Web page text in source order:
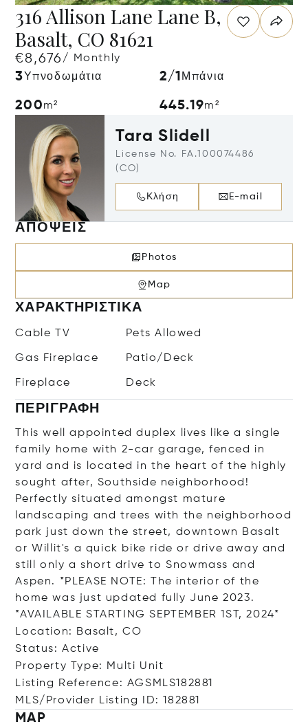
316 Allison Lane Lane B,
Basalt, CO 81621
€8,676/ Monthly
3 Υπνοδωμάτια 2/1 Μπάνια
200m² 445.19m²
Tara Slidell
License No. FA.100074486
(CO)
Κλήση E-mail
ΑΠΌΨΕΙΣ
Photos
Map
ΧΑΡΑΚΤΗΡΙΣΤΙΚΆ
Cable TV Pets Allowed
Gas Fireplace Patio/Deck
Fireplace Deck
ΠΕΡΙΓΡΑΦΉ
This well appointed duplex lives like a single
family home with 2-car garage, fenced in
yard and is located in the heart of the highly
sought after, Southside neighborhood!
Perfectly situated amongst mature
landscaping and trees with the neighborhood
park just down the street, downtown Basalt
or Willit's a quick bike ride or drive away and
still only a short drive to Snowmass and
Aspen. *PLEASE NOTE: The interior of the
home was just updated fully June 2023.
*AVAILABLE STARTING SEPTEMBER 1ST, 2024*
Location: Basalt, CO
Status: Active
Property Type: Multi Unit
Listing Reference: AGSMLS182881
MLS/Provider Listing ID: 182881
MAP